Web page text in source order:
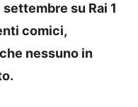
su Rai 1
comici,
nessuno in